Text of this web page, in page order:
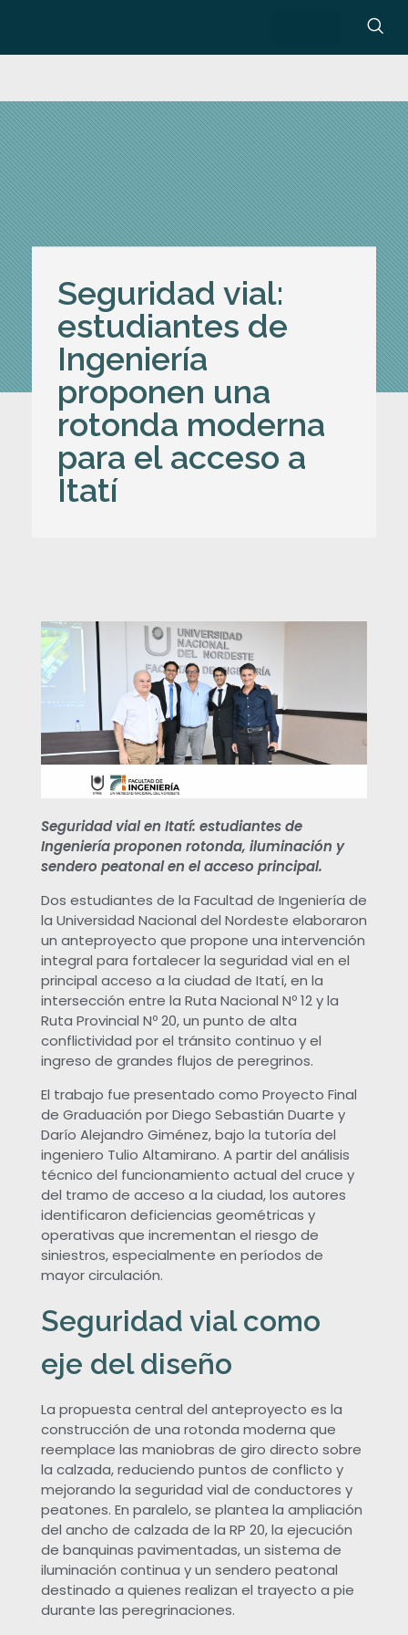
Seguridad vial:
estudiantes de
Ingeniería
proponen una
rotonda moderna
para el acceso a
Itatí
g
u
r
d
a
d
v
a
e
s
u
a
n
t
e
Seguridad vial en Itatí: estudiantes de
Ingeniería proponen rotonda, iluminación y
sendero peatonal en el acceso principal.
Dos estudiantes de la Facultad de Ingeniería de
la Universidad Nacional del Nordeste elaboraron
un anteproyecto que propone una intervención
integral para fortalecer la seguridad vial en el
principal acceso a la ciudad de Itatí, en la
intersección entre la Ruta Nacional Nº 12 y la
Ruta Provincial Nº 20, un punto de alta
conflictividad por el tránsito continuo y el
ingreso de grandes flujos de peregrinos.
El trabajo fue presentado como Proyecto Final
de Graduación por Diego Sebastián Duarte y
Darío Alejandro Giménez, bajo la tutoría del
ingeniero Tulio Altamirano. A partir del análisis
técnico del funcionamiento actual del cruce y
del tramo de acceso a la ciudad, los autores
identificaron deficiencias geométricas y
operativas que incrementan el riesgo de
siniestros, especialmente en períodos de
mayor circulación.
Seguridad vial como
eje del diseño
La propuesta central del anteproyecto es la
construcción de una rotonda moderna que
reemplace las maniobras de giro directo sobre
la calzada, reduciendo puntos de conflicto y
mejorando la seguridad vial de conductores y
peatones. En paralelo, se plantea la ampliación
del ancho de calzada de la RP 20, la ejecución
de banquinas pavimentadas, un sistema de
iluminación continua y un sendero peatonal
destinado a quienes realizan el trayecto a pie
durante las peregrinaciones.